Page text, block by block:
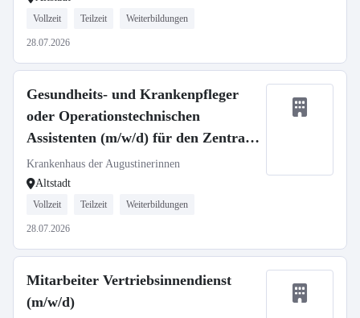
Vollzeit Teilzeit Weiterbildungen
28.07.2026
Gesundheits- und Krankenpfleger
oder Operationstechnischen
Assistenten (m/w/d) für den Zentral
OP - Neuaufbau unserer Flexidienste
Krankenhaus der Augustinerinnen
Altstadt
Vollzeit Teilzeit Weiterbildungen
28.07.2026
Mitarbeiter Vertriebsinnendienst
(m/w/d)